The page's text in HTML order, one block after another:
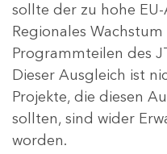
sollte der zu hohe
Regionales
Programmteilen des
Dieser Ausgleich ist
Projekte, die diesen
sollten, sind wider
worden.